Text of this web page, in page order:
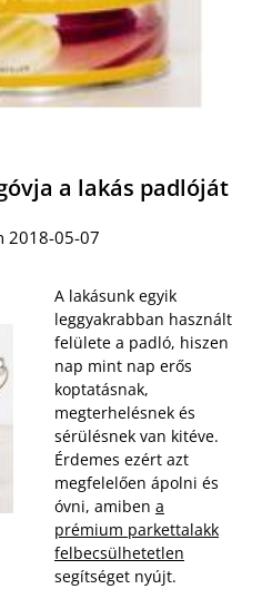
a lakás padlóját
2018-05-07
A lakásunk egyik
leggyakrabban használt
felülete a padló, hiszen
nap mint nap erős
koptatásnak,
megterhelésnek és
sérülésnek van kitéve.
Érdemes ezért azt
megfelelően ápolni és
óvni, amiben a
prémium parkettalakk
felbecsülhetetlen
segítséget nyújt.